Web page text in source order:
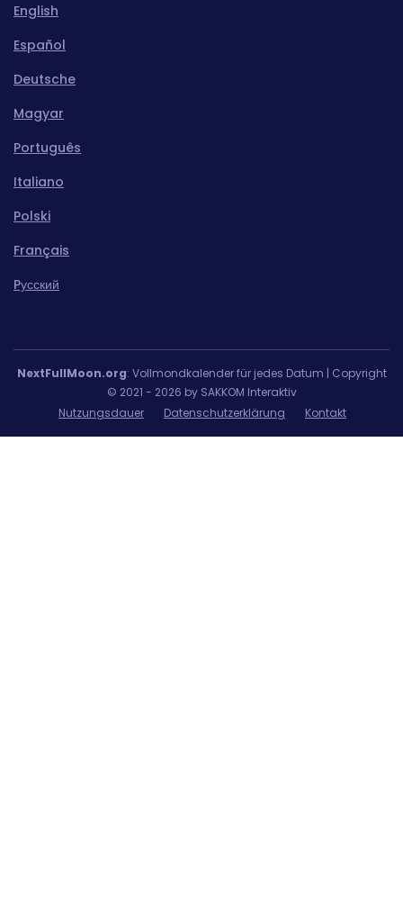
English
Español
Deutsche
Magyar
Português
Italiano
Polski
Français
Pусский
NextFullMoon.org: Vollmondkalender für jedes Datum | Copyright
© 2021 - 2026 by SAKKOM Interaktiv
Nutzungsdauer
Datenschutzerklärung Kontakt